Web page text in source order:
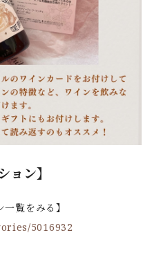
ョン】
覧をみる】
5016932